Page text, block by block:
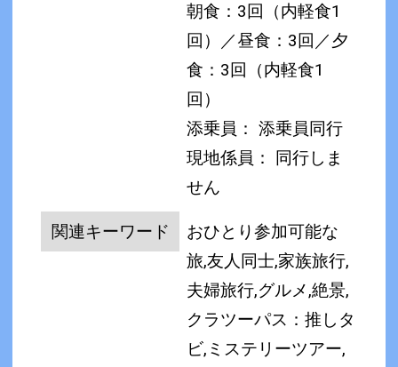
朝食：3回（内軽食1
回）／昼食：3回／夕
食：3回（内軽食1
回）
添乗員： 添乗員同行
現地係員： 同行しま
せん
関連キーワード
おひとり参加可能な
旅,友人同士,家族旅行,
夫婦旅行,グルメ,絶景,
クラツーパス：推しタ
ビ,ミステリーツアー,